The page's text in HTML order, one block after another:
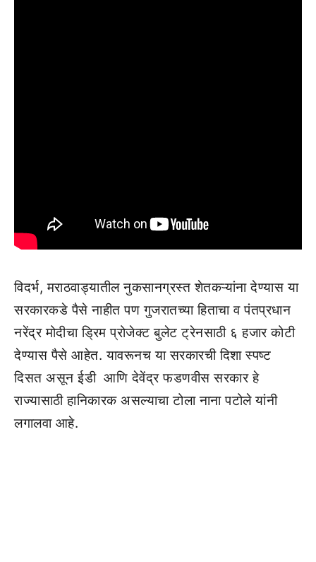
विदर्भ, मराठवाड्यातील नुकसानग्रस्त शेतकऱ्यांना देण्यास या
सरकारकडे पैसे नाहीत पण गुजरातच्या हिताचा व पंतप्रधान
नरेंद्र मोदीचा ड्रिम प्रोजेक्ट बुलेट ट्रेनसाठी ६ हजार कोटी
देण्यास पैसे आहेत. यावरूनच या सरकारची दिशा स्पष्ट
दिसत असून ईडी आणि देवेंद्र फडणवीस सरकार हे
राज्यासाठी हानिकारक असल्याचा टोला नाना पटोले यांनी
लगालवा आहे.